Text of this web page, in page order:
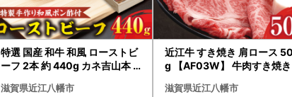
特選 国産 和牛 和風 ローストビ
ーフ 2本 約 440g カネ吉山本
滋賀県近江八幡市
近江牛 すき焼き 肩ロース
g 【AF03W】 牛肉すき焼き
滋賀県近江八幡市